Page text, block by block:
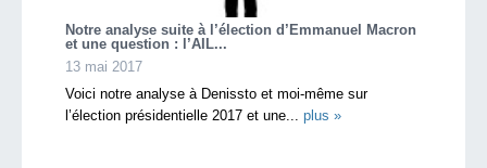
Notre analyse suite à l’élection d’Emmanuel Macron
et une question : l’AIL...
13 mai 2017
Voici notre analyse à Denissto et moi-même sur
l’élection présidentielle 2017 et une... plus »